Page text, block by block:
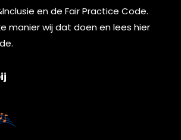
en de Fair Practice Code.
manier wij dat doen en lees hier